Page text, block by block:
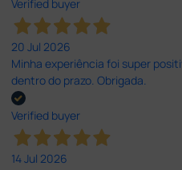
Verified buyer
20 Jul 2026
Minha experiência foi super
dentro do prazo. Obrigada.
Verified buyer
14 Jul 2026